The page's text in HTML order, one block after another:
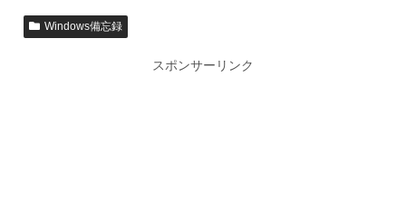
Windows備忘録
スポンサーリンク